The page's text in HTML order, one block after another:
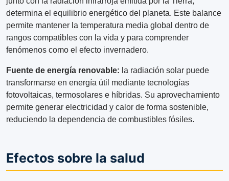
determina el equilibrio energético del planeta. Este balance
permite mantener la temperatura media global dentro de
rangos compatibles con la vida y para comprender
fenómenos como el efecto invernadero.
Fuente de energía renovable: la radiación solar puede
transformarse en energía útil mediante tecnologías
fotovoltaicas, termosolares e híbridas. Su aprovechamiento
permite generar electricidad y calor de forma sostenible,
reduciendo la dependencia de combustibles fósiles.
Efectos sobre la salud